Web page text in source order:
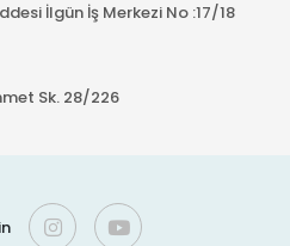
İlgün İş Merkezi No :17/18
Sk. 28/226